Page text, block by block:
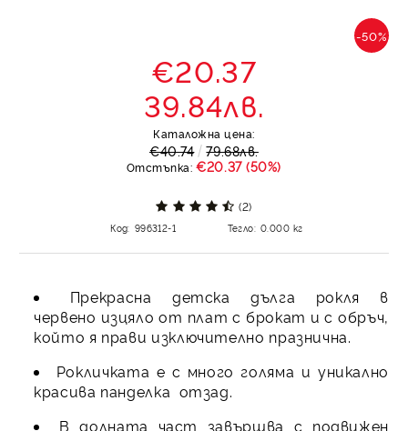
-50%
€20.37
39.84лв.
Каталожна цена:
€40.74 79.68лв.
Отстъпка: €20.37 (50%)
(2)
Код: 996312-1 Тегло: 0.000 кг
Прекрасна детска дълга рокля в
червено изцяло от плат с брокат и с обръч,
който я прави изключително празнична.
Рокличката е с много голяма и уникално
красива панделка отзад.
В долната част завършва с подвижен